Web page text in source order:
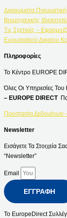
Δικαιώματα
Βιομηχανικής
Τις Σχετικές –
Ευρωπαϊκού Δικαίου
Πληροφορίες
Το Κέντρο EUROPE
Όλες Οι Υπηρεσίες Του
– EUROPE DIRECT
Προστασία
Newsletter
Εισάγετε Τα Στοιχεία
“Newsletter”
Email
ΕΓΓΡΑΦΉ
Το EuropeDirect